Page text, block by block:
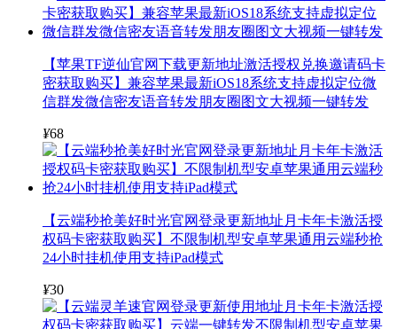
【苹果TF逆仙官网下载更新地址激活授权兑换邀请码卡
密获取购买】兼容苹果最新iOS18系统支持虚拟定位微
信群发微信密友语音转发朋友圈图文大视频一键转发
¥68
【云端秒抢美好时光官网登录更新地址月卡年卡激活授
权码卡密获取购买】不限制机型安卓苹果通用云端秒抢
24小时挂机使用支持iPad模式
¥30